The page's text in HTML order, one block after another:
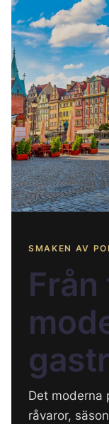
SMAKEN AV
Det moderna
råvaror,